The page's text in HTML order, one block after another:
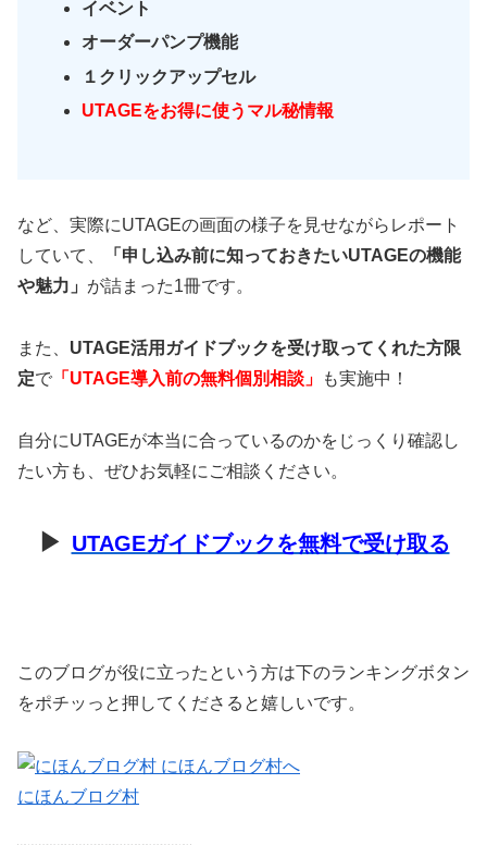
イベント
オーダーパンプ機能
１クリックアップセル
UTAGEをお得に使うマル秘情報
など、実際にUTAGEの画面の様子を見せながらレポート
していて、
「申し込み前に知っておきたいUTAGEの機能
や魅力」 が詰まった1冊です。
また、 UTAGE活用ガイドブックを受け取ってくれた方限
定で 「UTAGE導入前の無料個別相談」 も実施中！
自分にUTAGEが本当に合っているのかをじっくり確認し
たい方も、ぜひお気軽にご相談ください。
▶ UTAGEガイドブックを無料で受け取る
このブログが役に立ったという方は下のランキングボタン
をポチッっと押してくださると嬉しいです。
にほんブログ村